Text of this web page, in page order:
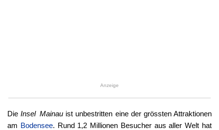
Anzeige
DieInsel Mainau ist unbestritten eine der grössten Attraktionen
am Bodensee. Rund 1,2 Millionen Besucher aus aller Welt hat